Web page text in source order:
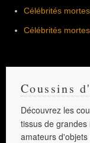
Célébrités
Célébrités
Coussins
Découvrez les
tissus de
amateurs